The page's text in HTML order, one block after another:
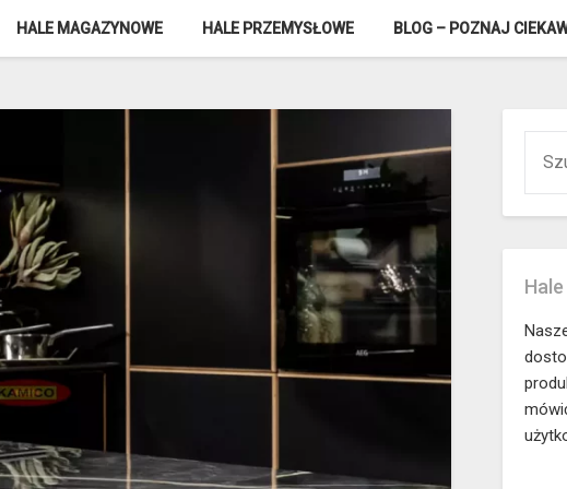
HALE MAGAZYNOWE HALE PRZEMYSŁOWE BLOG – POZNAJ